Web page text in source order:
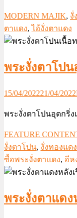
MODERN MAJIK, งั่
ตาแดง,ไอ้งั่งตาแดง
พระงั่งตาโปน
15/04/202221/04/2022
พระงั่งตาโปนอุดกริ่ง
FEATURE
งั่งตาโปน, งั่งทองแด
ซื้อพระงั่งตาแดง, อีห
พระงั่งตาแดง